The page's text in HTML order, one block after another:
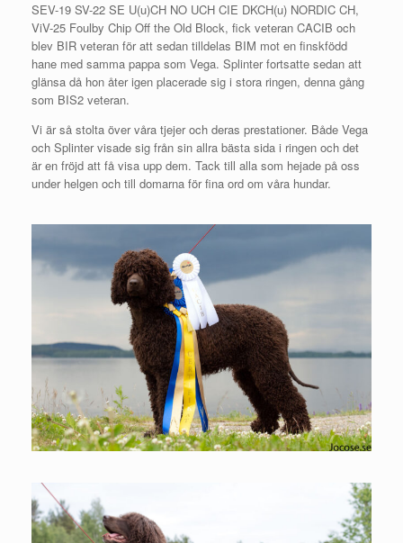
SEV-19 SV-22 SE U(u)CH NO UCH CIE DKCH(u) NORDIC CH,
ViV-25 Foulby Chip Off the Old Block, fick veteran CACIB och
blev BIR veteran för att sedan tilldelas BIM mot en finskfödd
hane med samma pappa som Vega. Splinter fortsatte sedan att
glänsa då hon åter igen placerade sig i stora ringen, denna gång
som BIS2 veteran.
Vi är så stolta över våra tjejer och deras prestationer. Både Vega
och Splinter visade sig från sin allra bästa sida i ringen och det
är en fröjd att få visa upp dem. Tack till alla som hejade på oss
under helgen och till domarna för fina ord om våra hundar.